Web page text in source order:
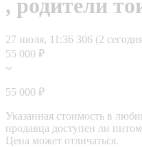
, родители
27 июля, 11:36 306 (2
55 000 ₽
55 000 ₽
Указанная стоимость в
продавца доступен ли
Цена может отличаться.